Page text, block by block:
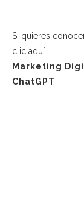
Si quieres
clic aquí
Marketing
ChatGPT